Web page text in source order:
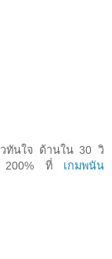
ทันใจ ด้านใน 30 วิ
200% ที่ เกมพนัน